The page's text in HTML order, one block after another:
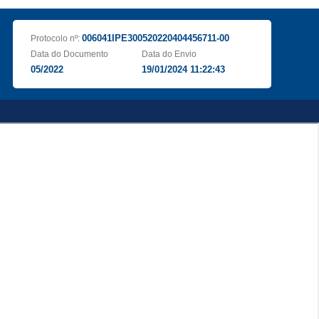
Protocolo nº: 006041IPE300520220404456711-00
Data do Documento
05/2022
Data do Envio
19/01/2024 11:22:43